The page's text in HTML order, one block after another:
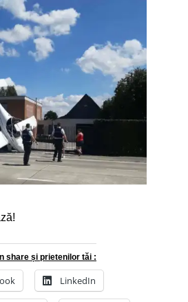
share și prietenilor tăi :
LinkedIn